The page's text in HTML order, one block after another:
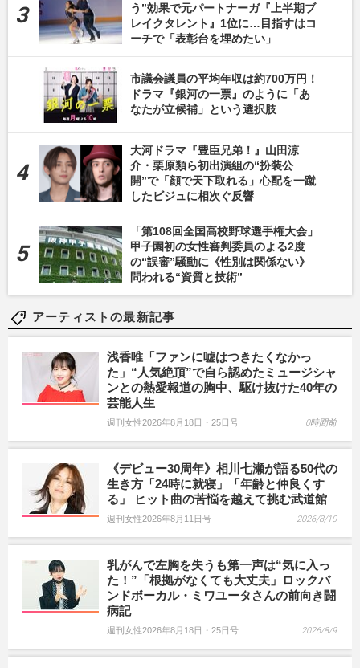
う”効果で元パートナーガ『上半期ブ
レイクタレント』1位に…目指すはコ
ーチで「表彰台を埋めたい」
市議会議員の平均年収は約700万円！
ドラマ『銀河の一票』のように「あ
なたが立候補」という選択肢
大河ドラマ『豊臣兄弟！』山田涼
介・栗原類ら初出演組の“扮装公
開”で「顔で天下取れる」心配を一蹴
したビジュに相次ぐ反響
「第108回全国高校野球選手権大会」
甲子園初の女性審判委員のよる2度
の“誤審”騒動に《性別は関係ない》
問われる“資質と技術”
アーティストの最新記事
浅香唯「ファンに嘘はつきたくなかっ
た」“人気絶頂”で自ら認めたミュージシャ
ンとの熱愛報道の胸中、駆け抜けた40年の
芸能人生
週刊女性2026年8月18日・25日号 0時間前
《デビュー30周年》相川七瀬が語る50代の
生き方「24時に就寝」「年齢と仲良くす
る」 ヒット曲の苦悩を越えて挑む武道館
週刊女性2026年8月11日号 2026/8/10
乳がんで左胸を失うも第一声は“気に入っ
た！”「根拠がなくても大丈夫」ロックバ
ンドボーカル・ミワユータさんの前向き闘
病記
週刊女性2026年8月18日・25日号 2026/8/9